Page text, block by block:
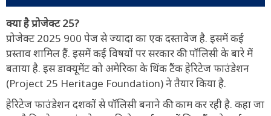
क्या है प्रोजेक्ट 25?
प्रोजेक्ट 2025 900 पेज से ज्यादा का एक दस्तावेज है. इसमें कई
प्रस्ताव शामिल हैं. इसमें कई विषयों पर सरकार की पॉलिसी के बारे में
बताया है. इस डाक्यूमेंट को अमेरिका के थिंक टैंक हेरिटेज फाउंडेशन
(Project 25 Heritage Foundation) ने तैयार किया है.
हेरिटेज फाउंडेशन दशकों से पॉलिसी बनाने की काम कर रही है. कहा जा